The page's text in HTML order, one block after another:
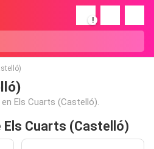
!
Els Cuarts (Castelló).
Els Cuarts (Castelló)